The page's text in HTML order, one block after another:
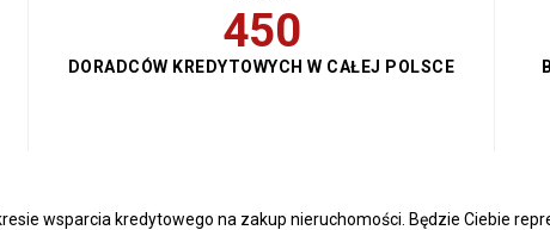
500
DORADCÓW KREDYTOWYCH W CAŁEJ POLSCE
wsparcia kredytowego na zakup nieruchomości. Będzie Ciebie